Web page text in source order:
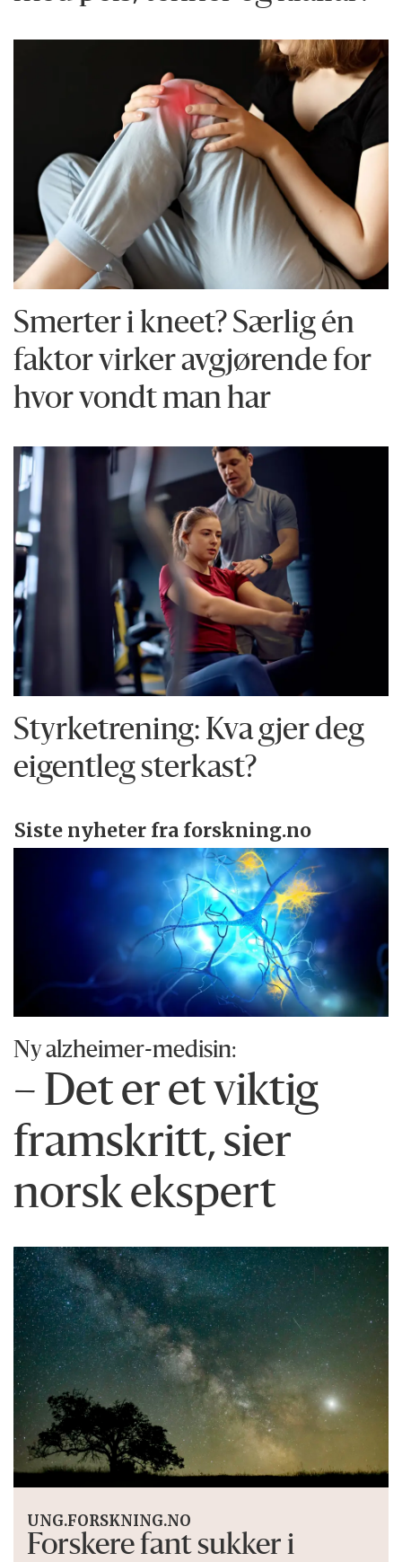
Smerter i kneet? Særlig én
faktor virker avgjørende for
hvor vondt man har
Styrketrening: Kva gjer deg
eigentleg sterkast?
Siste nyheter fra forskning.no
Ny alzheimer-medisin:
– Det er et viktig
framskritt, sier
norsk ekspert
UNG.FORSKNING.NO
Forskere fant sukker i